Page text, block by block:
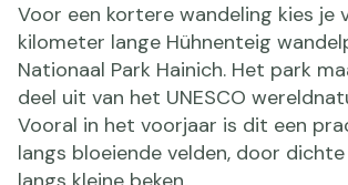
Voor een kortere wandeling kies je
kilometer lange Hühnenteig
Nationaal Park Hainich. Het park
deel uit van het UNESCO
Vooral in het voorjaar is dit een
langs bloeiende velden, door